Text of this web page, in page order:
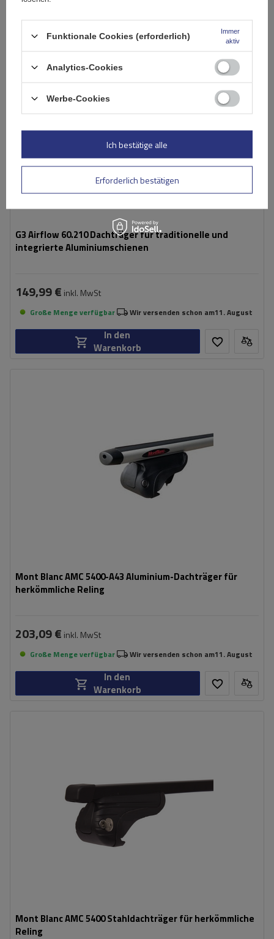
G3 Airflow 60.210 Dachträger für traditionelle und
integrierte Aluminiumschienen
149,99 € inkl. MwSt
Große Menge verfügbar Wir versenden schon am11. August
In den
Warenkorb
Mont Blanc AMC 5400-A43 Aluminium-Dachträger für
herkömmliche Reling
203,09 € inkl. MwSt
Große Menge verfügbar Wir versenden schon am11. August
In den
Warenkorb
Mont Blanc AMC 5400 Stahldachträger für herkömmliche
Reling
Funktionale Cookies (erforderlich)
Immer
aktiv
Analytics-Cookies
Werbe-Cookies
Erforderlich bestätigen
Ich bestätige alle